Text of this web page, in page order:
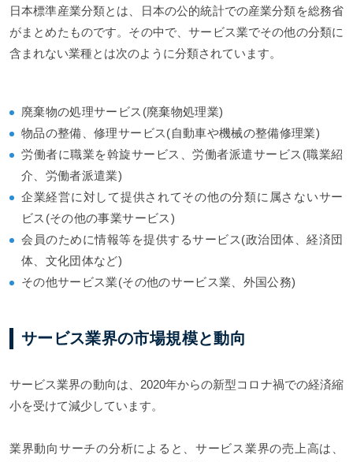
日本標準産業分類とは、日本の公的統計での産業分類を総務省
がまとめたものです。その中で、サービス業でその他の分類に
含まれない業種とは次のように分類されています。
廃棄物の処理サービス(廃棄物処理業)
物品の整備、修理サービス(自動車や機械の整備修理業)
労働者に職業を斡旋サービス、労働者派遣サービス(職業紹
介、労働者派遣業)
企業経営に対して提供されてその他の分類に属さないサー
ビス(その他の事業サービス)
会員のために情報等を提供するサービス(政治団体、経済団
体、文化団体など)
その他サービス業(その他のサービス業、外国公務)
サービス業界の市場規模と動向
サービス業界の動向は、2020年からの新型コロナ禍での経済縮
小を受けて減少しています。
業界動向サーチの分析によると、サービス業界の売上高は、